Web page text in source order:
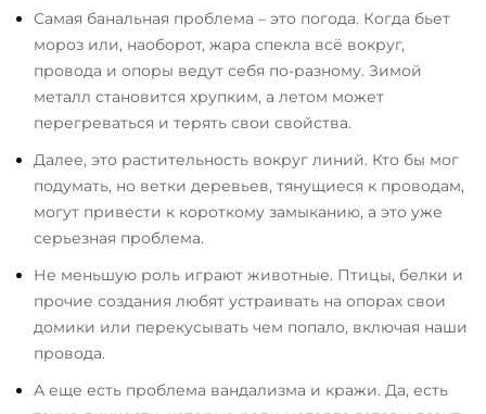
Самая банальная проблема – это погода. Когда бьет
мороз или, наоборот, жара спекла всё вокруг,
провода и опоры ведут себя по-разному. Зимой
металл становится хрупким, а летом может
перегреваться и терять свои свойства.
Далее, это растительность вокруг линий. Кто бы мог
подумать, но ветки деревьев, тянущиеся к проводам,
могут привести к короткому замыканию, а это уже
серьезная проблема.
Не меньшую роль играют животные. Птицы, белки и
прочие создания любят устраивать на опорах свои
домики или перекусывать чем попало, включая наши
провода.
А еще есть проблема вандализма и кражи. Да, есть